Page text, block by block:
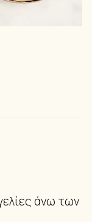
άνω των